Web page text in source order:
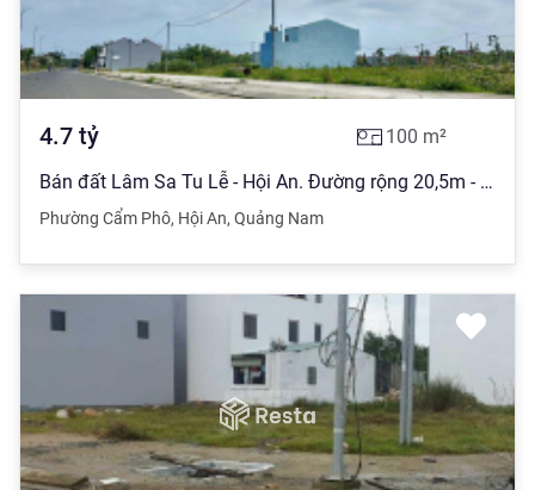
4.7 tỷ 100 m²
Bán đất Lâm Sa Tu Lễ - Hội An. Đường rộng 20,5m - vị trí đắc địa (MS182)
Phường Cẩm Phô, Hội An, Quảng Nam